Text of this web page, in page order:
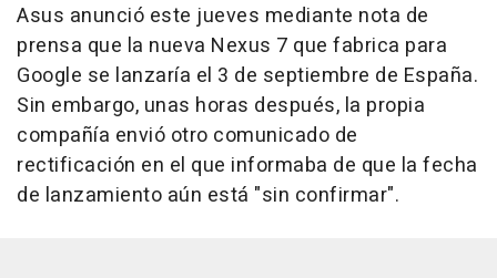
Asus anunció este jueves mediante nota de
prensa que la nueva Nexus 7 que fabrica para
Google se lanzaría el 3 de septiembre de España.
Sin embargo, unas horas después, la propia
compañía envió otro comunicado de
rectificación en el que informaba de que la fecha
de lanzamiento aún está "sin confirmar".